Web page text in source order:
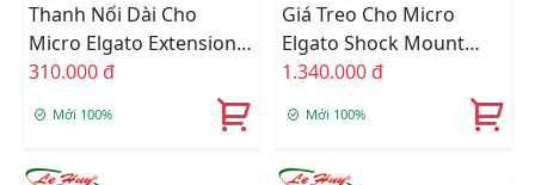
Thanh Nối Dài Cho
Micro Elgato Extension
Rods 10MAF9901
310.000 đ
Mới 100%
Giá Treo Cho Micro
Elgato Shock Mount
10MAE9901
1.340.000 đ
Mới 100%